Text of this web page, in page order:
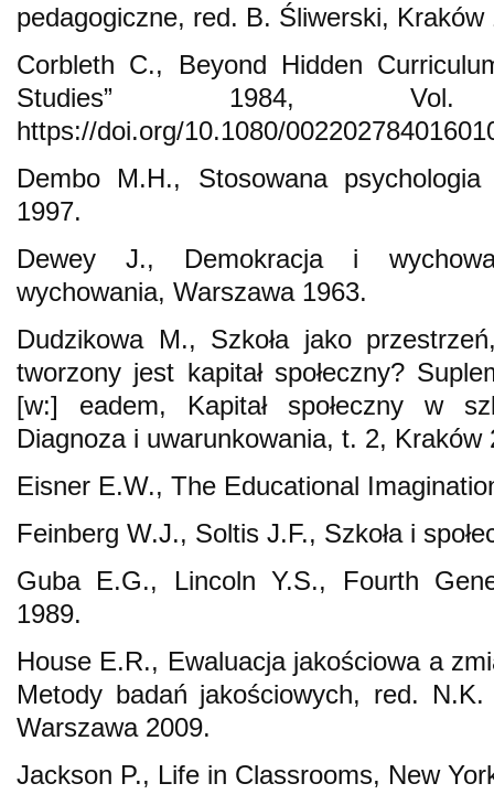
pedagogiczne, red. B. Śliwerski, Kraków
Corbleth C., Beyond Hidden
Studies” 1984,
https://doi.org/10.1080/
Dembo M.H., Stosowana psychologia
1997.
Dewey J., Demokracja i
wychowania, Warszawa 1963.
Dudzikowa M., Szkoła jako
tworzony jest kapitał społeczny?
[w:] eadem, Kapitał społeczny w
Diagnoza i uwarunkowania, t. 2, Kraków
Eisner E.W., The Educational
Feinberg W.J., Soltis J.F., Szkoła i
Guba E.G., Lincoln Y.S., Fourth
1989.
House E.R., Ewaluacja jakościowa a
Metody badań jakościowych, red.
Warszawa 2009.
Jackson P., Life in Classrooms, New